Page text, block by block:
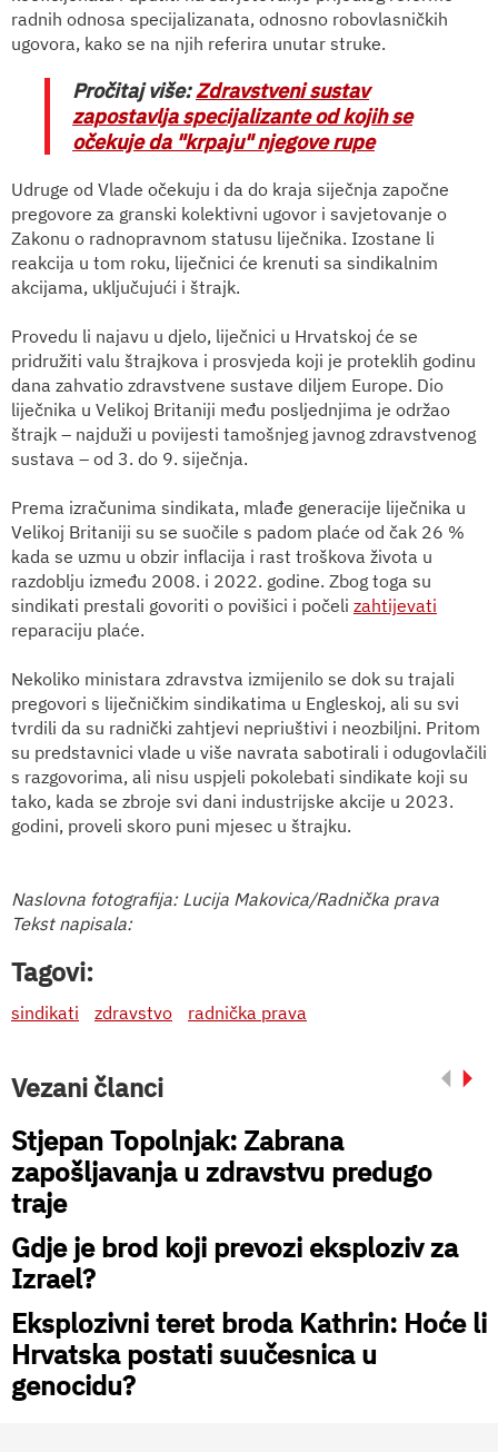
radnih odnosa specijalizanata, odnosno robovlasničkih
ugovora, kako se na njih referira unutar struke.
Pročitaj više:Zdravstveni sustav
zapostavlja specijalizante od kojih se
očekuje da "krpaju" njegove rupe
Udruge od Vlade očekuju i da do kraja siječnja započne
pregovore za granski kolektivni ugovor i savjetovanje o
Zakonu o radnopravnom statusu liječnika. Izostane li
reakcija u tom roku, liječnici će krenuti sa sindikalnim
akcijama, uključujući i štrajk.
Provedu li najavu u djelo, liječnici u Hrvatskoj će se
pridružiti valu štrajkova i prosvjeda koji je proteklih godinu
dana zahvatio zdravstvene sustave diljem Europe. Dio
liječnika u Velikoj Britaniji među posljednjima je održao
štrajk – najduži u povijesti tamošnjeg javnog zdravstvenog
sustava – od 3. do 9. siječnja.
Prema izračunima sindikata, mlađe generacije liječnika u
Velikoj Britaniji su se suočile s padom plaće od čak 26 %
kada se uzmu u obzir inflacija i rast troškova života u
razdoblju između 2008. i 2022. godine. Zbog toga su
sindikati prestali govoriti o povišici i počeli zahtijevati
reparaciju plaće.
Nekoliko ministara zdravstva izmijenilo se dok su trajali
pregovori s liječničkim sindikatima u Engleskoj, ali su svi
tvrdili da su radnički zahtjevi nepriuštivi i neozbiljni. Pritom
su predstavnici vlade u više navrata sabotirali i odugovlačili
s razgovorima, ali nisu uspjeli pokolebati sindikate koji su
tako, kada se zbroje svi dani industrijske akcije u 2023.
godini, proveli skoro puni mjesec u štrajku.
Naslovna fotografija: Lucija Makovica/Radnička prava
Tekst napisala:
Tagovi:
sindikati zdravstvo radnička prava
Vezani članci
Stjepan Topolnjak: Zabrana
zapošljavanja u zdravstvu predugo
traje
Gdje je brod koji prevozi eksploziv za
Izrael?
Eksplozivni teret broda Kathrin: Hoće li
Hrvatska postati suučesnica u
genocidu?